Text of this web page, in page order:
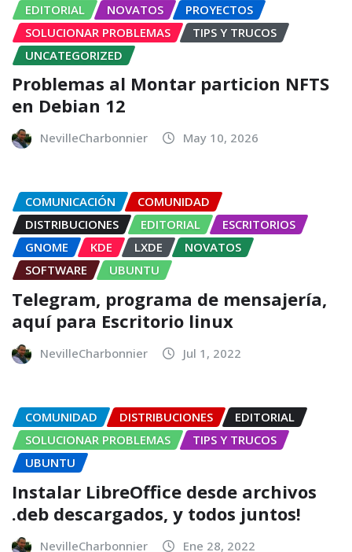
EDITORIAL
NOVATOS
PROYECTOS
SOLUCIONAR PROBLEMAS
TIPS Y TRUCOS
UNCATEGORIZED
Problemas al Montar particion NFTS
en Debian 12
NevilleCharbonnier May 10, 2026
COMUNICACIÓN
COMUNIDAD
DISTRIBUCIONES
EDITORIAL
ESCRITORIOS
GNOME
KDE LXDE
NOVATOS
SOFTWARE
UBUNTU
Telegram, programa de mensajería,
aquí para Escritorio linux
NevilleCharbonnier Jul 1, 2022
COMUNIDAD DISTRIBUCIONES
EDITORIAL
SOLUCIONAR PROBLEMAS
TIPS Y TRUCOS
UBUNTU
Instalar LibreOffice desde archivos
.deb descargados, y todos juntos!
NevilleCharbonnier Ene 28, 2022